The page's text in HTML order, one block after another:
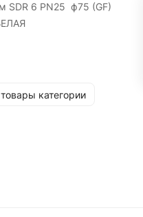
SDR 6 PN25 ф75 (GF)
категории